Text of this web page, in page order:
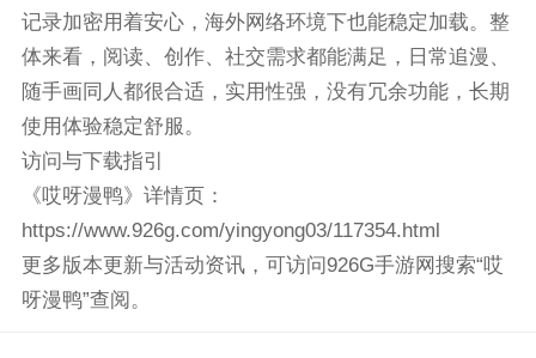
记录加密用着安心，海外网络环境下也能稳定加载。整
体来看，阅读、创作、社交需求都能满足，日常追漫、
随手画同人都很合适，实用性强，没有冗余功能，长期
使用体验稳定舒服。
访问与下载指引
《哎呀漫鸭》详情页：
https://www.926g.com/yingyong03/117354.html
更多版本更新与活动资讯，可访问926G手游网搜索“哎
呀漫鸭”查阅。